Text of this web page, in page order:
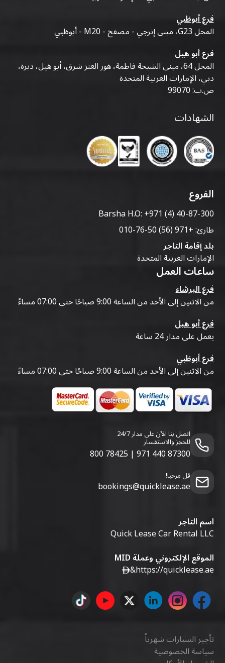
فرع أبوظبي
المحل G23، مبنى إنرجي - مصفح - M20 - أبوظبي
فرع أبو هيل
المحل 64، مبنى الشيخة فاطمة، هور العنز شرق، أبو هيل، ديرة،
دبي، الإمارات العربية المتحدة
ص.ب: 99070
الشهادات
الفروع
Barsha H.O:+971 (4) 40-87-300
طارئ:+971 (56) 50-76-010
بلد إقامة التاجر
الإمارات العربية المتحدة
ساعات العمل
فرع البرشاء
من الاثنين إلى الأحد من الساعة 9:00 صباحًا حتى 07:00 مساءً
فرع أبو هيل
يعمل على مدار 24 ساعة
فرع أبوظبي
من الاثنين إلى الأحد من الساعة 9:00 صباحًا حتى 07:00 مساءً
اتصل بنا الآن على مدار 24/7
للحجز والاستفسار
800 78425 | 971 440 87300
قل مرحبا!
bookings@quicklease.ae
اسم التاجر
Quick Lease Car Rental LLC
الموقع الإلكتروني وعملة MID
https://quicklease.ae
&
تأجير السيارات شهرياً
سياسة الخصوصية